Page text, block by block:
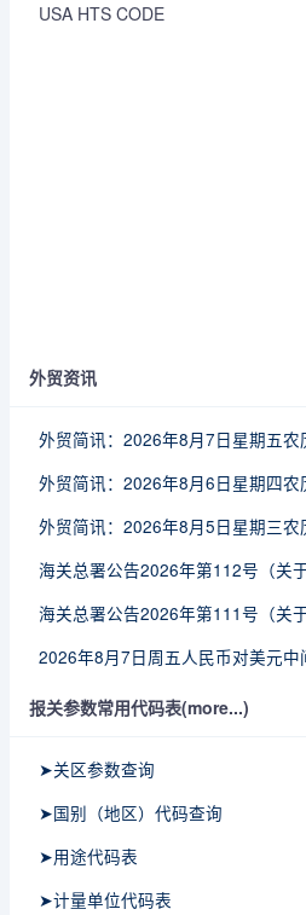
USA HTS CODE
外贸资讯
外贸简讯：2026年8月7日星期五农
外贸简讯：2026年8月6日星期四农
外贸简讯：2026年8月5日星期三农
2026年8月7日周五人民币对美元
报关参数常用代码表(more...)
➤关区参数查询
➤国别（地区）代码查询
➤用途代码表
➤计量单位代码表